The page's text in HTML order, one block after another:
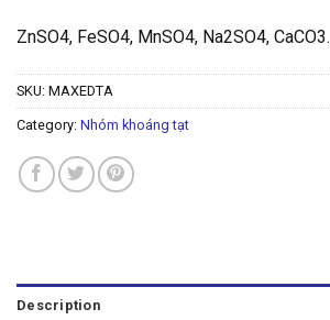
ZnSO4, FeSO4, MnSO4, Na2SO4, CaCO3.
SKU: MAXEDTA
Category: Nhóm khoáng tạt
Description